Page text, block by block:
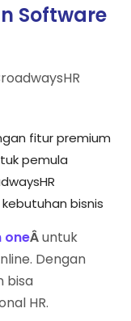
Software
fitur premium
pemula
bisnis
oneÂuntuk
Dengan
bisa
HR.